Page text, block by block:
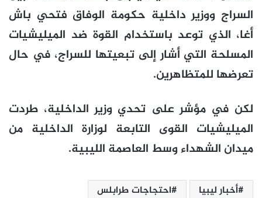
السراج ووزير داخلية حكومة الوفاق فتحي باش
أغا، الذي توعد باستخدام القوة ضد الميليشيات
المسلحة التي أشار إلى تبعيتها للسراج، في حال
تعرضها للمتظاهرين.
لكن في مؤشر على تحدي وزير الداخلية، طردت
الميليشيات القوى التابعة لوزارة الداخلية من
ميدان الشهداء وسط العاصمة الليبية.
أخبار ليبيا احتجاجات طرابلس